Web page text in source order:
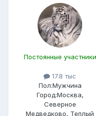
Постоянные участники
17.8 тыс
Пол:Мужчина
Город:Москва,
Северное
Медведково, Теплый